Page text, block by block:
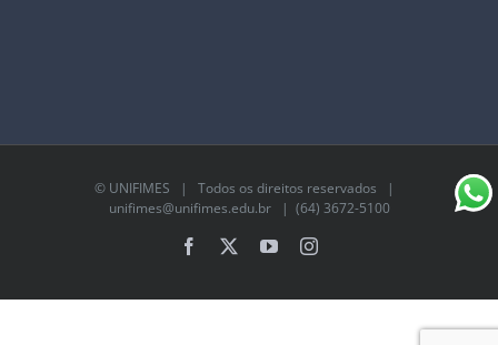
© UNIFIMES | Todos os direitos reservados |
unifimes@unifimes.edu.br| (64) 3672-5100
Facebook YouTubeInstagram